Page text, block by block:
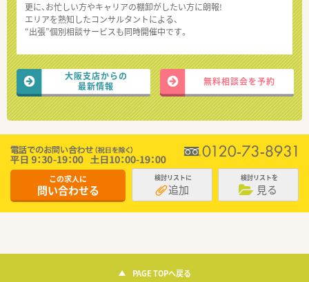
更に、お忙しい方やキャリアの棚卸がしたい方に朗報!
エリアを熟知したコンサルタントによる、
“出張”個別相談サービスも同時開催中です。
大阪支店からの
最新情報
無料相談会を予約
この求人に
問い合わせる
検討リストに
追加
検討リストを
見る
PAGE TOPへ戻る